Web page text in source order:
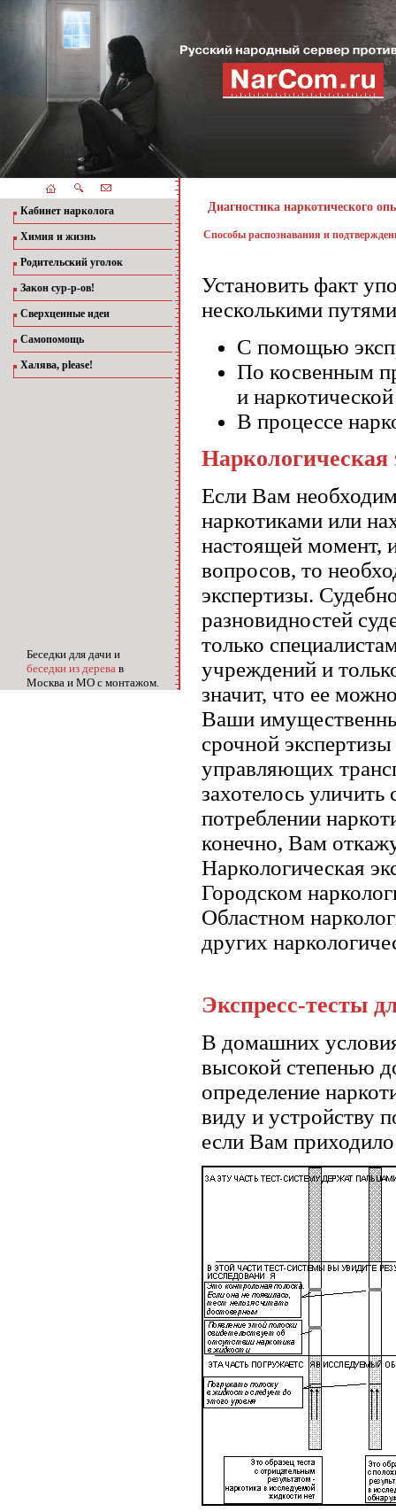
Кабинет нарколога
Химия и жизнь
Родительский уголок
Закон сур-р-ов!
Сверхценные идеи
Самопомощь
Халява, please!
Беседки для дачи и
беседки из дерева в
Москва и МО с монтажом.
Диагностика наркотического
Способы распознавания и
Установить факт
несколькими
С помощью
По косвенным
и
В процессе
Наркологическая
Если Вам
наркотиками или
настоящей момент,
вопросов, то
экспертизы.
разновидностей
только
учреждений и
значит, что ее
Ваши
срочной
управляющих
захотелось уличить
потреблении
конечно, Вам
Наркологическая
Городском
Областном
других
Экспресс-тесты
В домашних
высокой степенью
определение
виду и устройству
если Вам